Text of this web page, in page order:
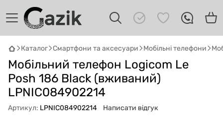
Каталог Смартфони та аксесуари Мобільні телефони
Мобільний телефон Logicom Le
Posh 186 Black (вживаний)
LPNIC084902214
Артикул: LPNIC084902214 Написати відгук
Онлайн · пошук техніки
Привіт! 👋 Я Gazik AI — допоможу
Що шукаєш?